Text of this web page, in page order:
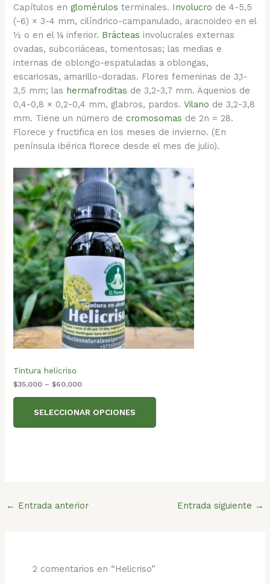
Capítulos englomérulos terminales. Involucro de 4-5,5
(-6) × 3-4 mm, cilíndrico-campanulado, aracnoideo en el
½ o en el ¼ inferior. Brácteas involucrales externas
ovadas, subcoriáceas, tomentosas; las medias e
internas de oblongo-espatuladas a oblongas,
escariosas, amarillo-doradas. Flores femeninas de 3,1-
3,5 mm; las hermafroditas de 3,2-3,7 mm. Aquenios de
0,4-0,8 × 0,2-0,4 mm, glabros, pardos.Vilano de 3,2-3,8
mm. Tiene un número decromosomas de 2n = 28.
Florece y fructifica en los meses de invierno. (En
península ibérica florece desde el mes de julio).
Tintura helicriso
$35,000 –$60,000
SELECCIONAR OPCIONES
← Entrada anterior Entrada siguiente →
2 comentarios en “Helicriso”